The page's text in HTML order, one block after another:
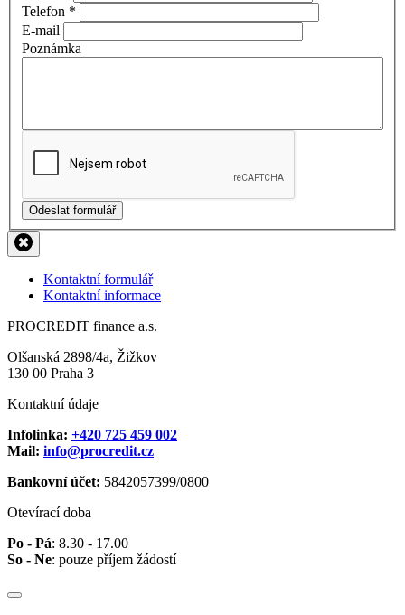
Telefon *
E-mail
Poznámka
Odeslat formulář
Kontaktní formulář
Kontaktní informace
PROCREDIT finance a.s.
Olšanská 2898/4a, Žižkov
130 00 Praha 3
Kontaktní údaje
Infolinka: +420 725 459 002
Mail: info@procredit.cz
Bankovní účet: 5842057399/0800
Otevírací doba
Po - Pá: 8.30 - 17.00
So - Ne: pouze příjem žádostí